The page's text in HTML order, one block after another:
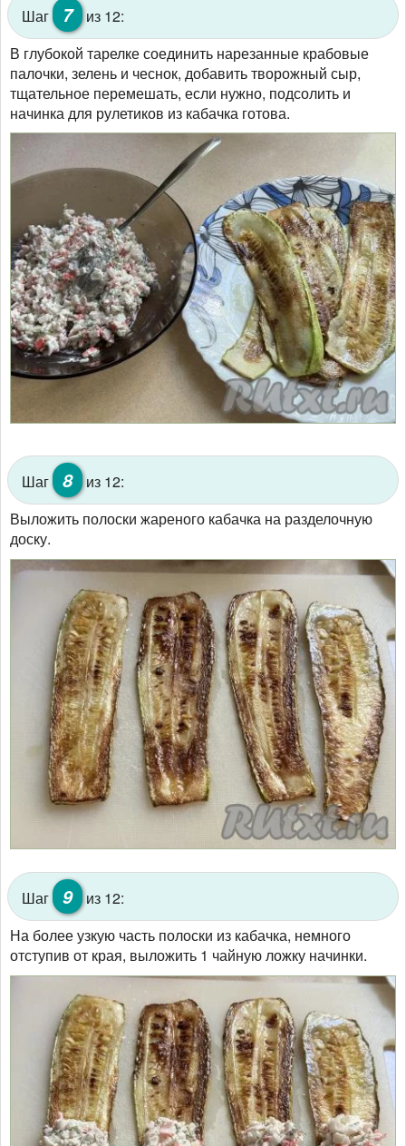
Шаг 7
из 12:
В глубокой тарелке соединить нарезанные крабовые
палочки, зелень и чеснок, добавить творожный сыр,
тщательное перемешать, если нужно, подсолить и
начинка для рулетиков из кабачка готова.
Шаг 8
из 12:
Выложить полоски жареного кабачка на разделочную
доску.
Шаг 9
из 12:
На более узкую часть полоски из кабачка, немного
отступив от края, выложить 1 чайную ложку начинки.